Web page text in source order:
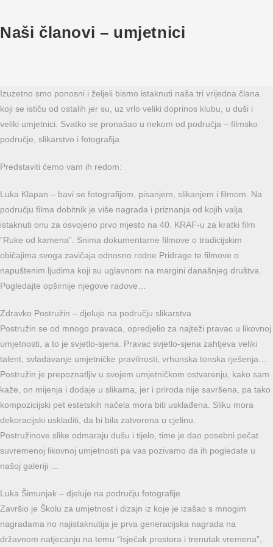
Naši članovi – umjetnici
Izuzetno smo ponosni i željeli bismo istaknuti naša tri vrijedna člana
koji se ističu od ostalih jer su, uz vrlo veliki doprinos klubu, u duši i
veliki umjetnici. Svatko se pronašao u nekom od područja – filmsko
područje, slikarstvo i fotografija
Predstaviti ćemo vam ih redom:
Luka Klapan – bavi se fotografijom, pisanjem, slikanjem i filmom. Na
području filma dobitnik je više nagrada i priznanja od kojih valja
istaknuti onu za osvojeno prvo mjesto na 40. KRAF-u za kratki film
”Ruke od kamena”. Snima dokumentarne filmove o tradicijskim
običajima svoga zavičaja odnosno rodne Pridrage te filmove o
napuštenim ljudima koji su uglavnom na margini današnjeg društva.
Pogledajte opširnije njegove radove…
Zdravko Postružin – djeluje na području slikarstva
Postružin se od mnogo pravaca, opredjelio za najteži pravac u likovnoj
umjetnosti, a to je svjetlo-sjena. Pravac svjetlo-sjena zahtjeva veliki
talent, svladavanje umjetničke pravilnosti, vrhunska tonska rješenja…
Postružin je prepoznatljiv u svojem umjetničkom ostvarenju, kako sam
kaže, on mijenja i dodaje u slikama, jer i priroda nije savršena, pa tako
kompozicijski pet estetskih načela mora biti usklađena. Sliku mora
dekoracijski uskladiti, da bi bila zatvorena u cjelinu.
Postružinove slike odmaraju dušu i tijelo, time je dao posebni pečat
suvremenoj likovnoj umjetnosti pa vas pozivamo da ih pogledate u
našoj galeriji …
Luka Šimunjak – djeluje na području fotografije
Završio je Školu za umjetnost i dizajn iz koje je izašao s mnogim
nagradama no na­jistaknutija je prva generacijska nagrada na
državnom natjecanju na temu “Isječak prostora i trenutak vremena”,